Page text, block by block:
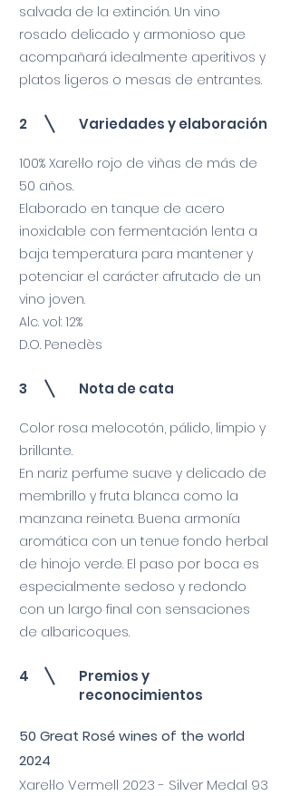
salvada de la extinción. Un vino
rosado delicado y armonioso que
acompañará idealmente aperitivos y
platos ligeros o mesas de entrantes.
2 Variedades y elaboración
100% Xarel·lo rojo de viñas de más de
50 años.
Elaborado en tanque de acero
inoxidable con fermentación lenta a
baja temperatura para mantener y
potenciar el carácter afrutado de un
vino joven.
Alc. vol: 12%
D.O. Penedès
3 Nota de cata
Color rosa melocotón, pálido, limpio y
brillante.
En nariz perfume suave y delicado de
membrillo y fruta blanca como la
manzana reineta. Buena armonía
aromática con un tenue fondo herbal
de hinojo verde. El paso por boca es
especialmente sedoso y redondo
con un largo final con sensaciones
de albaricoques.
4
Premios y
reconocimientos
50 Great Rosé wines of the world
2024
Xarel·lo Vermell 2023 - Silver Medal 93